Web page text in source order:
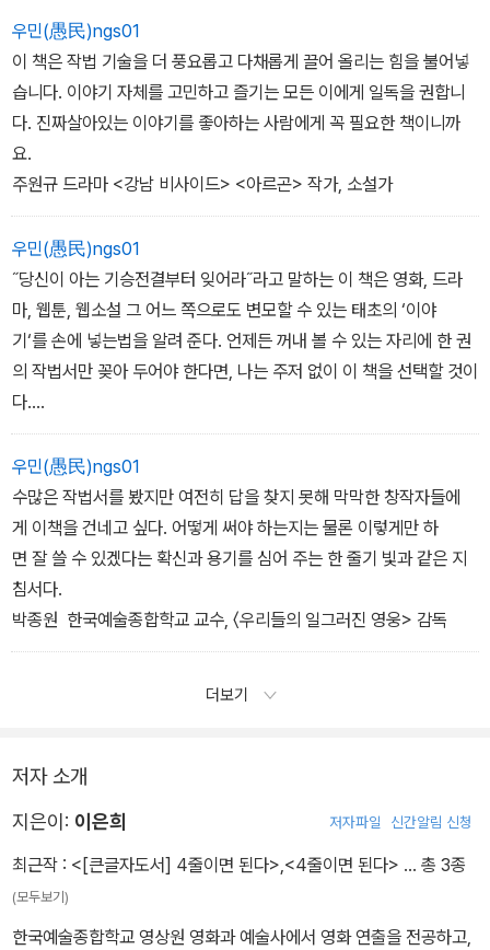
우민(愚民)ngs01
이 책은 작법 기술을 더 풍요롭고 다채롭게 끌어 올리는 힘을 불어넣
습니다. 이야기 자체를 고민하고 즐기는 모든 이에게 일독을 권합니
다. 진짜살아있는 이야기를 좋아하는 사람에게 꼭 필요한 책이니까
요.
주원규 드라마 <강남 비사이드> <아르곤> 작가, 소설가
우민(愚民)ngs01
˝당신이 아는 기승전결부터 잊어라˝라고 말하는 이 책은 영화, 드라
마, 웹툰, 웹소설 그 어느 쪽으로도 변모할 수 있는 태초의 ‘이야
기‘를 손에 넣는법을 알려 준다. 언제든 꺼내 볼 수 있는 자리에 한 권
의 작법서만 꽂아 두어야 한다면, 나는 주저 없이 이 책을 선택할 것이
다.
정문구 <전지적 독자시점><변호인> <도둑들> 프로듀서
우민(愚民)ngs01
수많은 작법서를 봤지만 여전히 답을 찾지 못해 막막한 창작자들에
게 이책을 건네고 싶다. 어떻게 써야 하는지는 물론 이렇게만 하
면 잘 쓸 수 있겠다는 확신과 용기를 심어 주는 한 줄기 빛과 같은 지
침서다.
박종원 한국예술종합학교 교수, 〈우리들의 일그러진 영웅> 감독
더보기
저자 소개
지은이: 이은희 저자파일 신간알림 신청
최근작 : <[큰글자도서] 4줄이면 된다>,<4줄이면 된다> … 총 3종
(모두보기)
한국예술종합학교 영상원 영화과 예술사에서 영화 연출을 전공하고,